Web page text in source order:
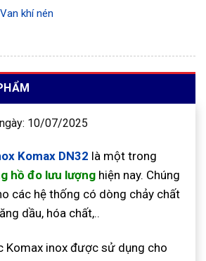
Van khí nén
10/07/2025
Komax DN32 là một trong
hồ đo lưu lượng hiện nay. Chúng
các hệ thống có dòng chảy chất
dầu, hóa chất,..
Komax inox được sử dụng cho